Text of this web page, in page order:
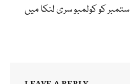
کھیلے جائیں گے،فائنل17ستمبر کو کولمبو سری لنکا میں